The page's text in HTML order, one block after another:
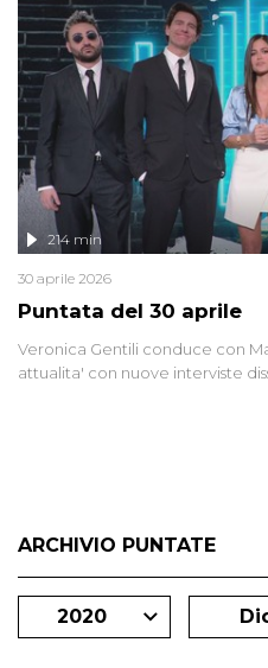
Anche se l'Italia non è
contesto globale rende
lontano.
Puntata del 30 aprile
214 min
30 aprile 2026
Veronica Gentili conduce con
attualita' con nuove interviste
ARCHIVIO PUNTATE
2020